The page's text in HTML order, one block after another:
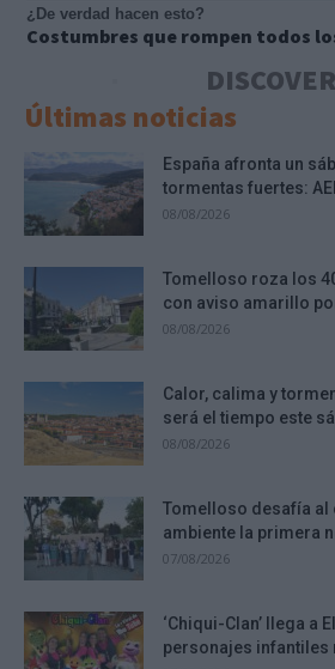
¿De verdad hacen esto?
Costumbres que rompen todos
Últimas noticias
España afronta un
tormentas fuertes:
08/08/2026
Tomelloso roza los
con aviso amarillo
08/08/2026
Calor, calima y
será el tiempo este
08/08/2026
Tomelloso desafía al
ambiente la primera
07/08/2026
‘Chiqui-Clan’ llega a
personajes infantiles